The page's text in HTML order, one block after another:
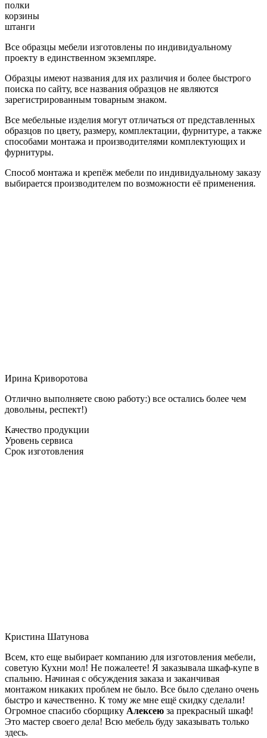
полки
корзины
штанги
Все образцы мебели изготовлены по индивидуальному
проекту в единственном экземпляре.
Образцы имеют названия для их различия и более быстрого
поиска по сайту, все названия образцов не являются
зарегистрированным товарным знаком.
Все мебельные изделия могут отличаться от представленных
образцов по цвету, размеру, комплектации, фурнитуре, а также
способами монтажа и производителями комплектующих и
фурнитуры.
Способ монтажа и крепёж мебели по индивидуальному заказу
выбирается производителем по возможности её применения.
Ирина Криворотова
Отлично выполняете свою работу:) все остались более чем
довольны, респект!)
Качество продукции
Уровень сервиса
Срок изготовления
Кристина Шатунова
Всем, кто еще выбирает компанию для изготовления мебели,
советую Кухни мол! Не пожалеете! Я заказывала шкаф-купе в
спальню. Начиная с обсуждения заказа и заканчивая
монтажом никаких проблем не было. Все было сделано очень
быстро и качественно. К тому же мне ещё скидку сделали!
Огромное спасибо сборщику Алексею за прекрасный шкаф!
Это мастер своего дела! Всю мебель буду заказывать только
здесь.